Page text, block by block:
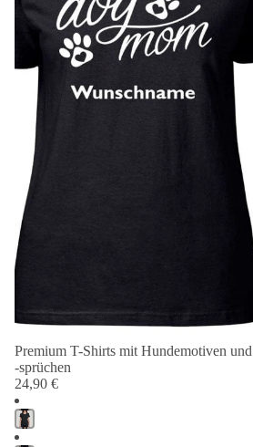
Premium T-Shirts mit Hundemotiven und
-sprüchen
24,90 €